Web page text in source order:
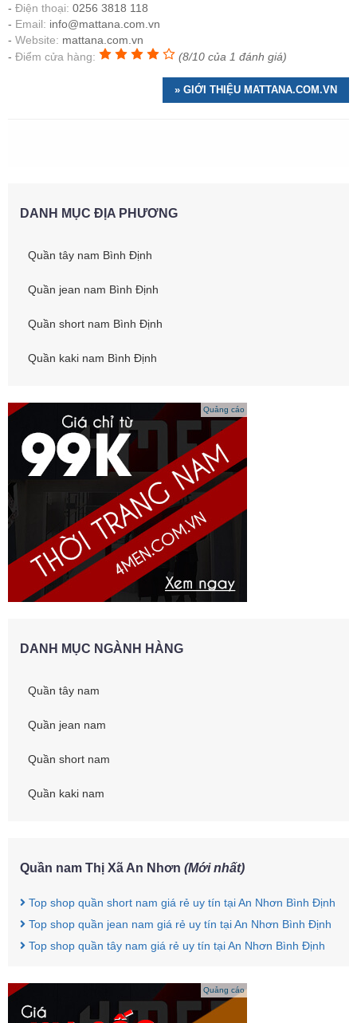
Điện thoại: 0256 3818 118
Email: info@mattana.com.vn
Website: mattana.com.vn
Điểm cửa hàng:
(8/10 của 1 đánh giá)
» GIỚI THIỆU MATTANA.COM.VN
DANH MỤC ĐỊA PHƯƠNG
Quần tây nam Bình Định
Quần jean nam Bình Định
Quần short nam Bình Định
Quần kaki nam Bình Định
Quảng cáo
DANH MỤC NGÀNH HÀNG
Quần tây nam
Quần jean nam
Quần short nam
Quần kaki nam
Quần nam Thị Xã An Nhơn (Mới nhất)
Top shop quần short nam giá rẻ uy tín tại An Nhơn Bình Định
Top shop quần jean nam giá rẻ uy tín tại An Nhơn Bình Định
Top shop quần tây nam giá rẻ uy tín tại An Nhơn Bình Định
Quảng cáo